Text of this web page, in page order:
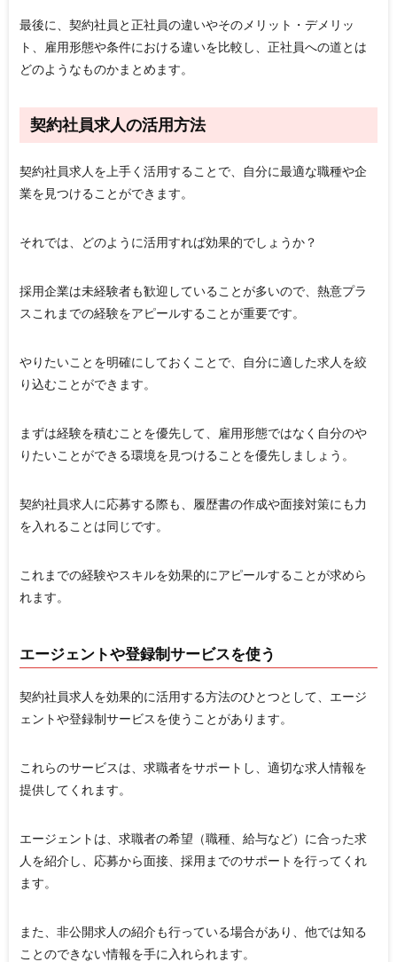
最後に、契約社員と正社員の違いやそのメリット・デメリッ
ト、雇用形態や条件における違いを比較し、正社員への道とは
どのようなものかまとめます。
契約社員求人の活用方法
契約社員求人を上手く活用することで、自分に最適な職種や企
業を見つけることができます。
それでは、どのように活用すれば効果的でしょうか？
採用企業は未経験者も歓迎していることが多いので、熱意プラ
スこれまでの経験をアピールすることが重要です。
やりたいことを明確にしておくことで、自分に適した求人を絞
り込むことができます。
まずは経験を積むことを優先して、雇用形態ではなく自分のや
りたいことができる環境を見つけることを優先しましょう。
契約社員求人に応募する際も、履歴書の作成や面接対策にも力
を入れることは同じです。
これまでの経験やスキルを効果的にアピールすることが求めら
れます。
エージェントや登録制サービスを使う
契約社員求人を効果的に活用する方法のひとつとして、エージ
ェントや登録制サービスを使うことがあります。
これらのサービスは、求職者をサポートし、適切な求人情報を
提供してくれます。
エージェントは、求職者の希望（職種、給与など）に合った求
人を紹介し、応募から面接、採用までのサポートを行ってくれ
ます。
また、非公開求人の紹介も行っている場合があり、他では知る
ことのできない情報を手に入れられます。